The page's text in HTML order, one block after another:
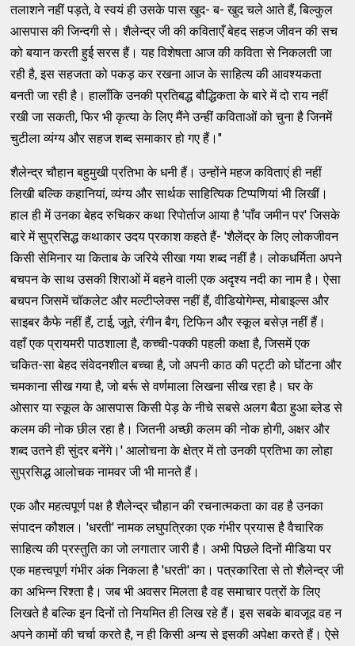
तलाशने नहीं पड़ते, वे स्वयं ही उसके पास खुद- ब- खुद चले आते हैं, बिल्कुल
आसपास की जिन्दगी से। शैलेन्द्र जी की कविताएँ बेहद सहज जीवन की सच
को बयान करती हुई सरस हैं। यह विशेषता आज की कविता से निकलती जा
रही है, इस सहजता को पकड़ कर रखना आज के साहित्य की आवश्यकता
बनती जा रही है। हालाँकि उनकी प्रतिबद्ध बौद्धिकता के बारे में दो राय नहीं
रखी जा सकती, फिर भी कृत्या के लिए मैंने उन्हीं कविताओं को चुना है जिनमें
चुटीला व्यंग्य और सहज शब्द समाकार हो गए हैं।"
शैलेन्द्र चौहान बहुमुखी प्रतिभा के धनी हैं। उन्होंने महज कविताएं ही नहीं
लिखी बल्कि कहानियां, व्यंग्य और सार्थक साहित्यिक टिप्पणियां भी लिखीं।
हाल ही में उनका बेहद रुचिकर कथा रिपोर्ताज आया है 'पाँव जमीन पर' जिसके
बारे में सुप्रसिद्ध कथाकार उदय प्रकाश कहते हैं- 'शैलेंद्र के लिए लोकजीवन
किसी सेमिनार या किताब के जरिये सीखा गया शब्द नहीं है। लोकधर्मिता अपने
बचपन के साथ उसकी शिराओं में बहने वाली एक अदृश्य नदी का नाम है। ऐसा
बचपन जिसमें चॉकलेट और मल्टीप्लेक्स नहीं हैं, वीडियोगेम्स, मोबाइल्स और
साइबर कैफे नहीं हैं, टाई, जूते, रंगीन बैग, टिफिन और स्कूल बसेज़ नहीं हैं।
वहाँ एक प्रायमरी पाठशाला है, कच्ची-पक्की पहली कक्षा है, जिसमें एक
चकित-सा बेहद संवेदनशील बच्चा है, जो अपनी काठ की पट्टी को घोंटना और
चमकाना सीख गया है, जो बर्रू से वर्णमाला लिखना सीख रहा है। घर के
ओसार या स्कूल के आसपास किसी पेड़ के नीचे सबसे अलग बैठा हुआ ब्लेड से
कलम की नोक छील रहा है। जितनी अच्छी कलम की नोक होगी, अक्षर और
शब्द उतने ही सुंदर बनेंगे।' आलोचना के क्षेत्र में तो उनकी प्रतिभा का लोहा
सुप्रसिद्ध आलोचक नामवर जी भी मानते हैं।
एक और महत्वपूर्ण पक्ष है शैलेन्द्र चौहान की रचनात्मकता का वह है उनका
संपादन कौशल। 'धरती' नामक लघुपत्रिका एक गंभीर प्रयास है वैचारिक
साहित्य की प्रस्तुति का जो लगातार जारी है। अभी पिछले दिनों मीडिया पर
एक महत्त्वपूर्ण गंभीर अंक निकला है 'धरती' का। पत्रकारिता से तो शैलेन्द्र जी
का अभिन्न रिश्ता है। जब भी अवसर मिलता है वह समाचार पत्रों के लिए
लिखते है बल्कि इन दिनों तो नियमित ही लिख रहे हैं। इस सबके बावजूद वह न
अपने कामों की चर्चा करते है, न ही किसी अन्य से इसकी अपेक्षा करते हैं। ऐसे